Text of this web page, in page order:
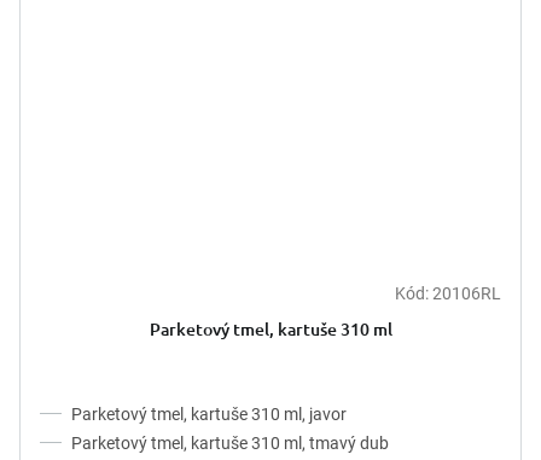
Kód:20106RL
Parketový tmel, kartuše 310 ml
Parketový tmel, kartuše 310 ml, javor
Parketový tmel, kartuše 310 ml, tmavý dub